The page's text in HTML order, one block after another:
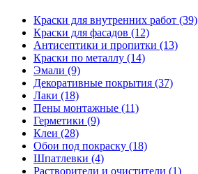
Краски для внутренних работ (39)
Краски для фасадов (12)
Антисептики и пропитки (13)
Краски по металлу (14)
Эмали (9)
Декоративные покрытия (37)
Лаки (18)
Пены монтажные (11)
Герметики (9)
Клеи (28)
Обои под покраску (18)
Шпатлевки (4)
Растворители и очистители (1)